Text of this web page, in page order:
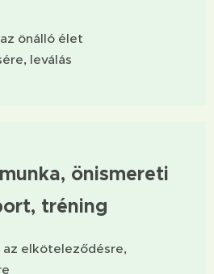
önálló élet
leválás
önismereti
tréning
elköteleződésre,